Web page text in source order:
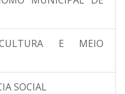
E MEIO
SOCIAL